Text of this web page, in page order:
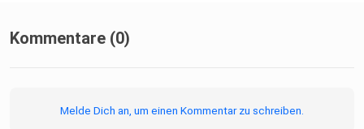
Kommentare (0)
Melde Dich an, um einen Kommentar zu schreiben.